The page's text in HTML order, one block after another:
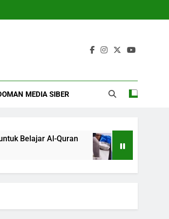
MEDIA SIBER
Al-Quran
4 Months Ago